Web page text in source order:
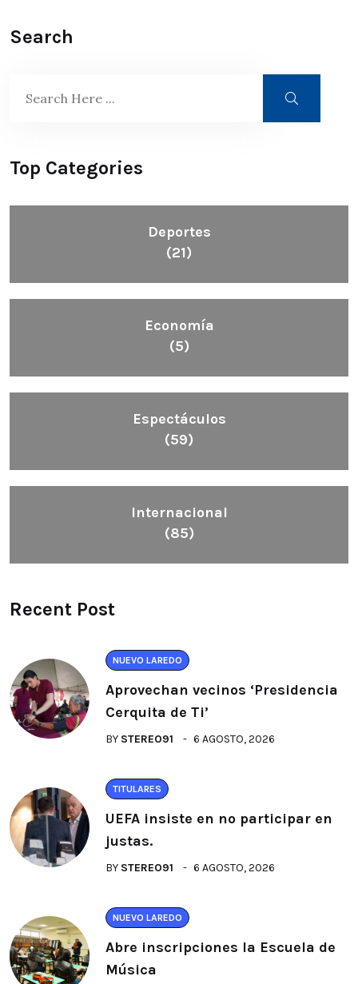
Search
Top Categories
Deportes
(21)
Economía
(5)
Espectáculos
(59)
Internacional
(85)
Recent Post
NUEVO LAREDO
Aprovechan vecinos ‘Presidencia
Cerquita de Ti’
BY STEREO91 6 AGOSTO, 2026
TITULARES
UEFA insiste en no participar en
justas.
BY STEREO91 6 AGOSTO, 2026
NUEVO LAREDO
Abre inscripciones la Escuela de
Música